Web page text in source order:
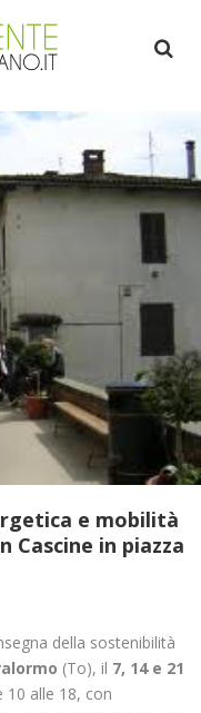
e mobilità
Cascine in piazza
della sostenibilità
(To), il 7, 14 e 21
10 alle 18, con